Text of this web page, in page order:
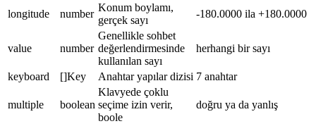
longitude number
Konum boylamı,
gerçek sayı
-180.0000 ila +180.0000
value number
Genellikle sohbet
değerlendirmesinde
kullanılan sayı
herhangi bir sayı
keyboard []Key Anahtar yapılar dizisi 7 anahtar
multiple boolean
Klavyede çoklu
seçime izin verir,
boole
doğru ya da yanlış